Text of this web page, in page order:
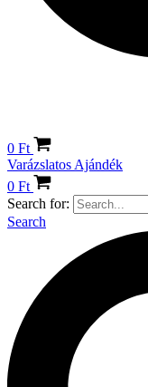
0 Ft
Varázslatos Ajándék
0 Ft
Search for:
Search